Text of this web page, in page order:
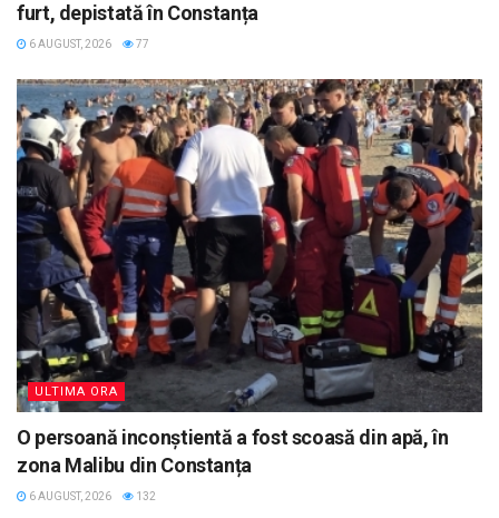
furt, depistată în Constanța
6 AUGUST, 2026 77
ULTIMA ORA
O persoană inconștientă a fost scoasă din apă, în
zona Malibu din Constanța
6 AUGUST, 2026 132